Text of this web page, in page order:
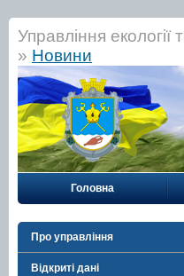
Управління
» Новини
Головна
Про управління
Відкриті дані